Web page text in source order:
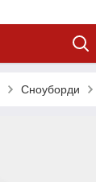
Сноуборди